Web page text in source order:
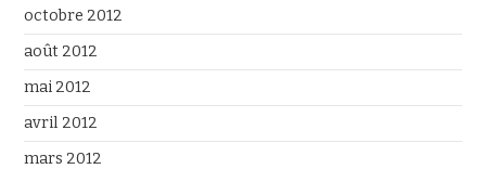
octobre 2012
août 2012
mai 2012
avril 2012
mars 2012